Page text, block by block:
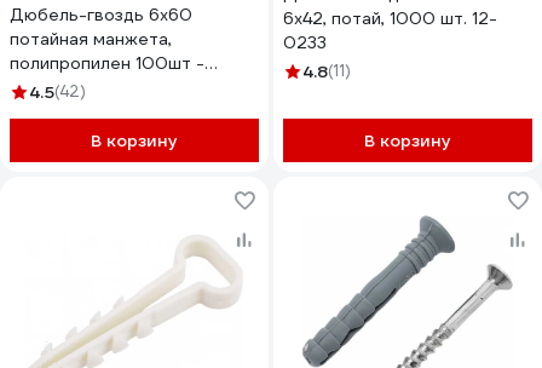
Дюбель-гвоздь 6х60
потайная манжета,
полипропилен 100шт -
ведро Tech-Krep 101468
4.5(42)
В корзину
6x42, потай, 1000 шт. 12-
0233
4.8(11)
В корзину